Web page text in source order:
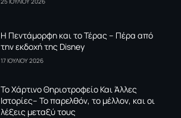
Η Πεντάμορφη και το Τέρας – Πέρα από
την εκδοχή της Disney
17 ΙΟΥΛΙΟΥ 2026
To Xάρτινο Θηριοτροφείο Και Άλλες
Ιστορίες– Το παρελθόν, το μέλλον, και οι
λέξεις μεταξύ τους